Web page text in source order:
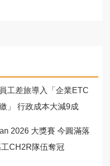
工差旅導入「企業ETC
」 行政成本大減9成
2026 大獎賽 今圓滿落
CH2R隊伍奪冠